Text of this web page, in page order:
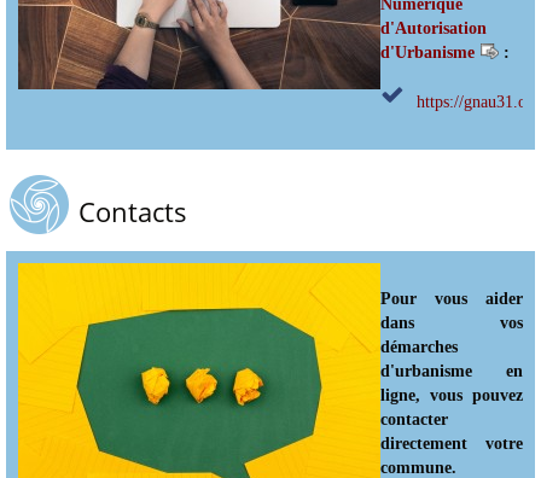
Numérique
d'Autorisation
d'Urbanisme
:
https://
Contacts
Pour vous aider
dans vos
démarches
d'urbanisme en
ligne, vous pouvez
contacter
directement votre
commune.